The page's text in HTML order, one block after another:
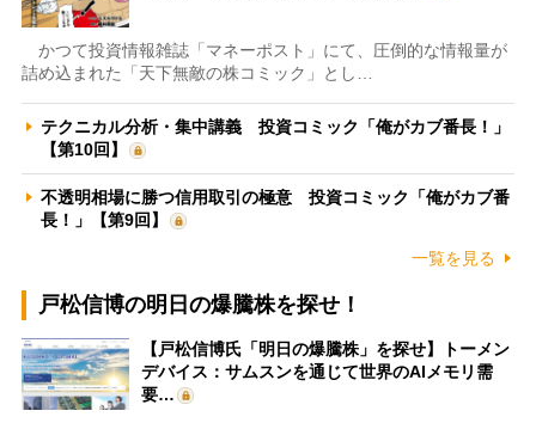
かつて投資情報雑誌「マネーポスト」にて、圧倒的な情報量が
詰め込まれた「天下無敵の株コミック」とし…
テクニカル分析・集中講義 投資コミック「俺がカブ番長！」
【第10回】
不透明相場に勝つ信用取引の極意 投資コミック「俺がカブ番
長！」【第9回】
一覧を見る
戸松信博の明日の爆騰株を探せ！
【戸松信博氏「明日の爆騰株」を探せ】トーメン
デバイス：サムスンを通じて世界のAIメモリ需
要…